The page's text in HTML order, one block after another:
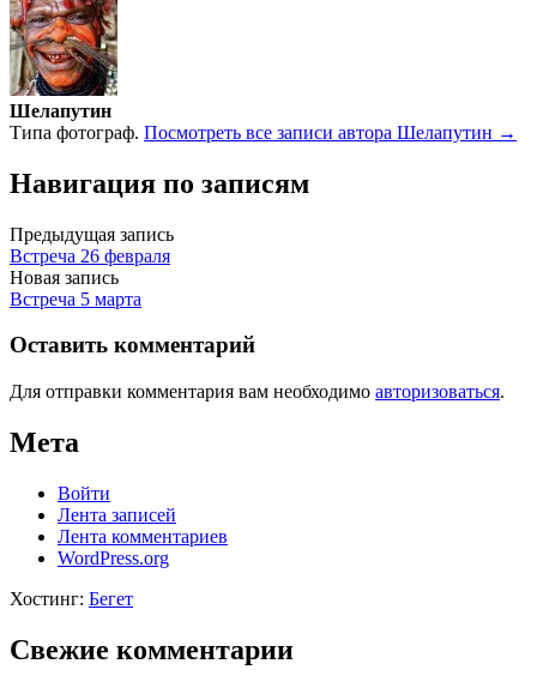
Шелапутин
Типа фотограф. Посмотреть все записи автора Шелапутин →
Навигация по записям
Предыдущая запись
Встреча 26 февраля
Новая запись
Встреча 5 марта
Оставить комментарий
Для отправки комментария вам необходимо авторизоваться.
Мета
Войти
Лента записей
Лента комментариев
WordPress.org
Хостинг: Бегет
Свежие комментарии